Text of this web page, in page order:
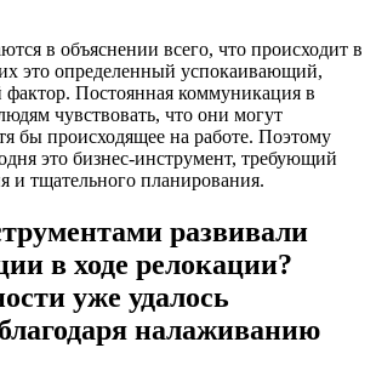
в объяснении всего, что происходит в
это определенный успокаивающий,
Постоянная коммуникация в
чувствовать, что они могут
бы происходящее на работе. Поэтому
это бизнес-инструмент, требующий
и тщательного планирования.
развивали
в ходе релокации?
уже удалось
налаживанию